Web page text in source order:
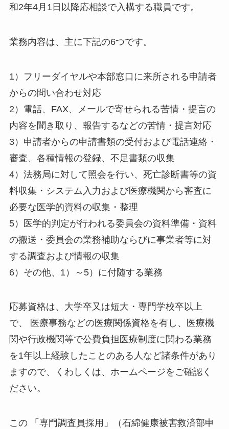
和2年4月1日以降応相談で入構する職員です。
業務内容は、主に下記の6つです。
1）フリーダイヤルや本部窓口に来所される申請者
からの問い合わせ対応
2）電話、FAX、メールで寄せられる苦情・提言の
内容を聞き取り、報告するなどの苦情・提言対応
3）申請者からの申請書類の受付および電話連絡・
審査、各種情報の登録、不足書類の収集
4）法務局に対して照会を行い、死亡診断書等の資
料収集・システム入力および医療機関から審査に
必要な医学的資料の収集・整理
5）医学的判定が行われる委員会の資料準備・資料
の搬送・委員会の業務補助ならびに事業者等に対
する調査および情報の収集
6）その他、1）～5）に付随する業務
応募資格は、大学卒又は短大・専門学校卒以上
で、 医療事務などの医療関係資格を有し、医療機
関や行政機関等で公費負担医療制度に関わる業務
を1年以上経験したことのある人など諸条件があり
ますので、くわしくは、ホームページをご確認く
ださい。
この 「専門調査員採用」（石綿健康被害救済部申